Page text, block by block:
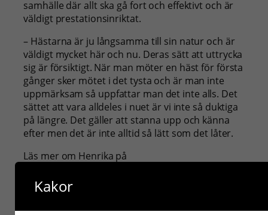
samhälle där allt ska gå fort och effektivt och är
väldigt prestationsinriktat.
– Hästarna är ju långsamma till sin natur och är
väldigt mycket här och nu. Deras sätt att uttrycka
sig är försiktigt. När man möter en häst för första
gånger sker mötet i det tysta och är man inte
uppmärksam så uppfattar man det inte alls. Det
sättet att vara alldeles i nuet är vi inte så duktiga
på längre. Det gäller att stanna upp och känna
efter men det är inte alltid så lätt som det låter.
Läs mer om Henrika på
Lyssna på hela intervjun med Henrika Jormfeldt
Kakor